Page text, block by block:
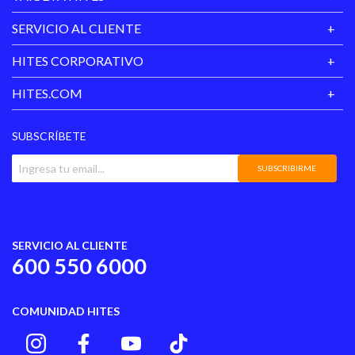
cremas y aceites - Forro de excelente calidad.
Material Principal: Lycra
Estilo: Casual
Barba: Sin Barba
Reductor: Sin Malla Reductora
Tipo de Calzón: Calce clásico
Forro: Con Forro
Tipo de Copa: Copas Blandas Removibles
SERVICIO AL CLIENTE
HITES CORPORATIVO
HITES.COM
SUBSCRÍBETE
SUBSCRIBIRME
SERVICIO AL CLIENTE
600 550 6000
COMUNIDAD HITES